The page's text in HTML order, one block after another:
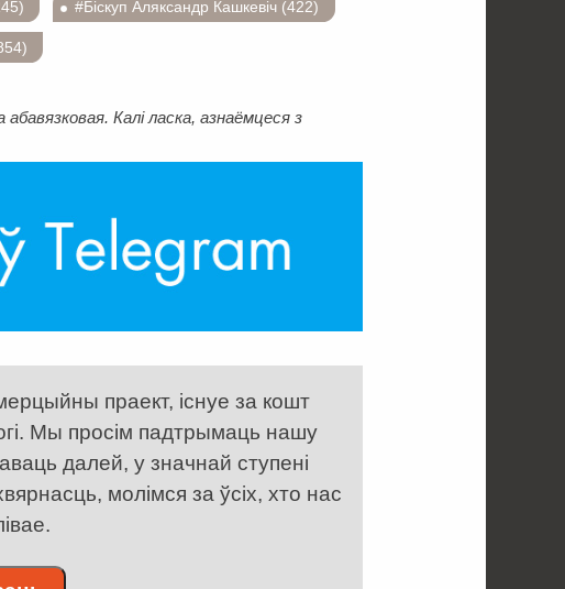
#Біскуп Аляксандр Кашкевіч (422)
Калі ласка, азнаёмцеся з
праект, існуе за кошт
Мы просім падтрымаць нашу
далей, у значнай ступені
молімся за ўсіх, хто нас